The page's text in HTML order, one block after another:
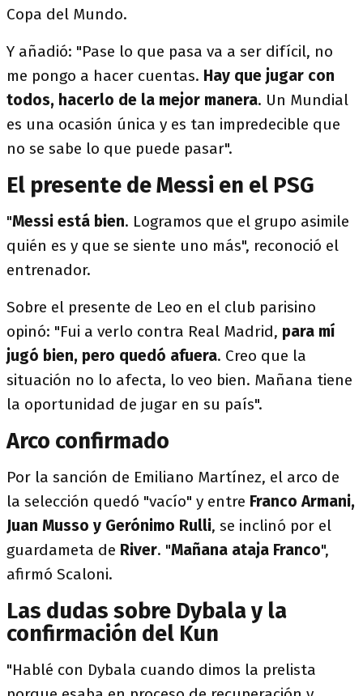
Copa del Mundo.
Y añadió: "Pase lo que pasa va a ser difícil, no
me pongo a hacer cuentas. Hay que jugar con
todos, hacerlo de la mejor manera. Un Mundial
es una ocasión única y es tan impredecible que
no se sabe lo que puede pasar".
El presente de Messi en el PSG
"Messi está bien. Logramos que el grupo asimile
quién es y que se siente uno más", reconoció el
entrenador.
Sobre el presente de Leo en el club parisino
opinó: "Fui a verlo contra Real Madrid, para mí
jugó bien, pero quedó afuera. Creo que la
situación no lo afecta, lo veo bien. Mañana tiene
la oportunidad de jugar en su país".
Arco confirmado
Por la sanción de Emiliano Martínez, el arco de
la selección quedó "vacío" y entre Franco Armani,
Juan Musso y Gerónimo Rulli, se inclinó por el
guardameta de River. "Mañana ataja Franco",
afirmó Scaloni.
Las dudas sobre Dybala y la
confirmación del Kun
"Hablé con Dybala cuando dimos la prelista